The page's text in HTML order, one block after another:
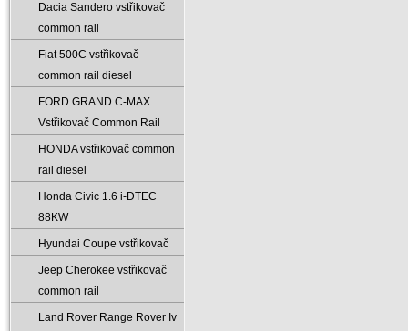
Dacia Sandero vstřikovač
common rail
Fiat 500C vstřikovač
common rail diesel
FORD GRAND C-MAX
Vstřikovač Common Rail
HONDA vstřikovač common
rail diesel
Honda Civic 1.6 i-DTEC
88KW
Hyundai Coupe vstřikovač
Jeep Cherokee vstřikovač
common rail
Land Rover Range Rover Iv